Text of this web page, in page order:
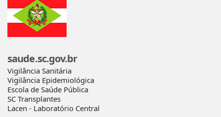
saude.sc.gov.br
Vigilância Sanitária
Vigilância Epidemiológica
Escola de Saúde Pública
SC Transplantes
Lacen - Laboratório Central